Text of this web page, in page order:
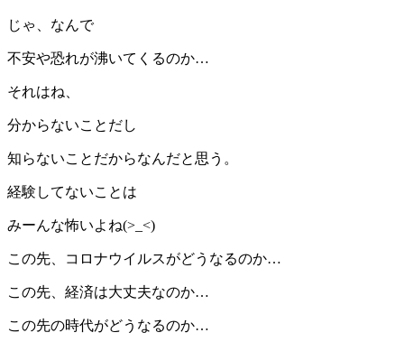
じゃ、なんで
不安や恐れが沸いてくるのか…
それはね、
分からないことだし
知らないことだからなんだと思う。
経験してないことは
みーんな怖いよね(>_<)
この先、コロナウイルスがどうなるのか…
この先、経済は大丈夫なのか…
この先の時代がどうなるのか…